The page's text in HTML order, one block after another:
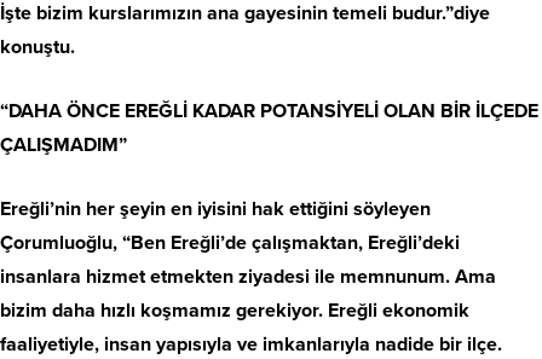
İşte bizim kurslarımızın ana gayesinin temeli budur.”diye
konuştu.
“DAHA ÖNCE EREĞLİ KADAR POTANSİYELİ OLAN BİR İLÇEDE
ÇALIŞMADIM”
Ereğli’nin her şeyin en iyisini hak ettiğini söyleyen
Çorumluoğlu, “Ben Ereğli’de çalışmaktan, Ereğli’deki
insanlara hizmet etmekten ziyadesi ile memnunum. Ama
bizim daha hızlı koşmamız gerekiyor. Ereğli ekonomik
faaliyetiyle, insan yapısıyla ve imkanlarıyla nadide bir ilçe.